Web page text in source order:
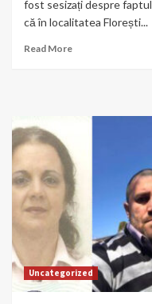
fost sesizați despre faptul
că în localitatea Florești...
Read More
Uncategorized